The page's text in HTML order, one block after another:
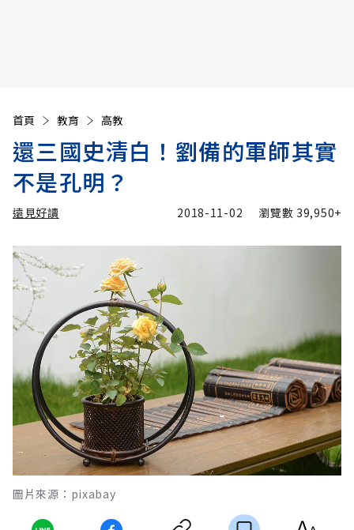
首頁 教育 高教
還三國史清白！劉備的軍師其實
不是孔明？
遠見好讀 2018-11-02 瀏覽數 39,950+
圖片來源：pixabay